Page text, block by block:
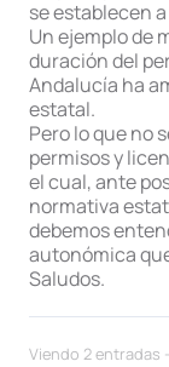
se establecen
Un ejemplo de
duración del
Andalucía ha
estatal.
Pero lo que no
permisos y
el cual, ante
normativa
debemos
autonómica
Saludos.
Viendo 2 entradas